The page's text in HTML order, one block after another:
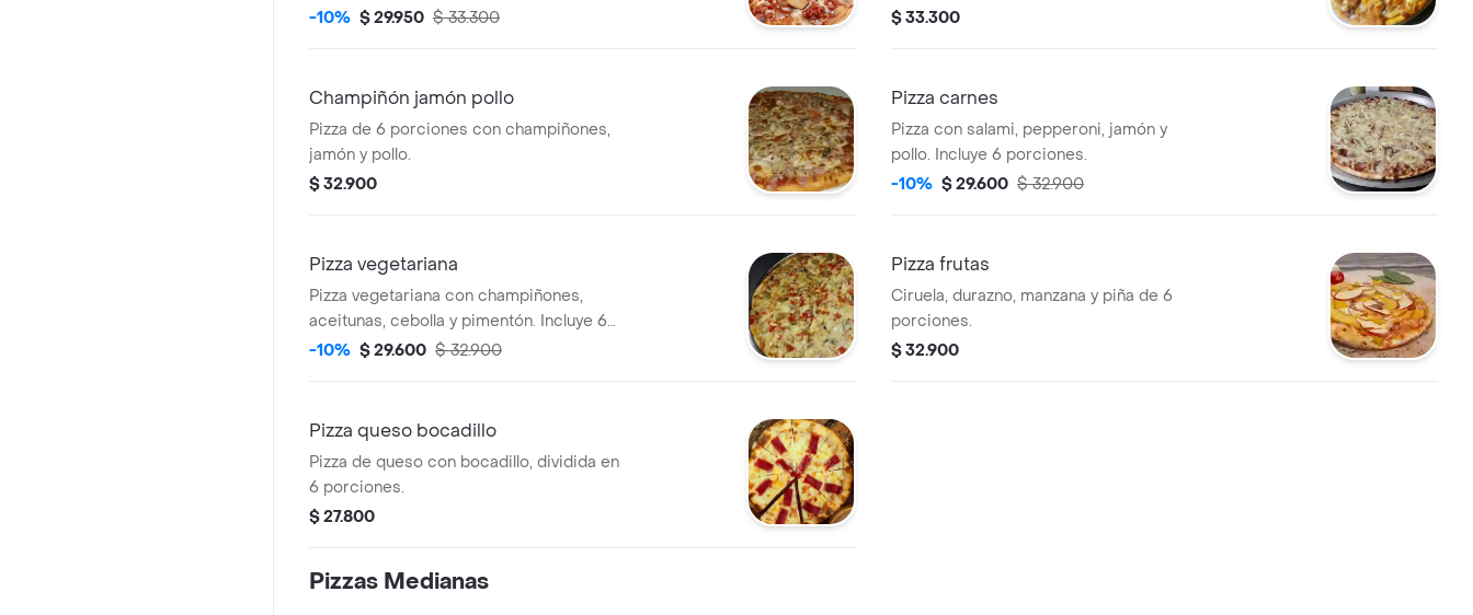
Incluye ingredientes adicionales visibles
-10% $ 29.950 $ 33.300
6 porciones.
$ 33.300
Champiñón jamón pollo
Pizza de 6 porciones con champiñones,
jamón y pollo.
$ 32.900
Pizza carnes
Pizza con salami, pepperoni, jamón y
pollo. Incluye 6 porciones.
-10% $ 29.600 $ 32.900
Pizza vegetariana
Pizza vegetariana con champiñones,
aceitunas, cebolla y pimentón. Incluye 6
porciones.
-10% $ 29.600 $ 32.900
Pizza frutas
Ciruela, durazno, manzana y piña de 6
porciones.
$ 32.900
Pizza queso bocadillo
Pizza de queso con bocadillo, dividida en
6 porciones.
$ 27.800
Pizzas Medianas